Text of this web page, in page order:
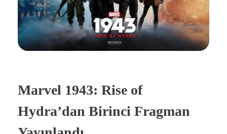
Marvel 1943: Rise of
Hydra’dan Birinci Fragman